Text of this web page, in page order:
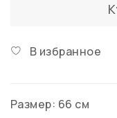
В избранное
Размер: 66 см